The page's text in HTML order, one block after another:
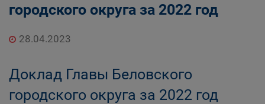
Оценка эффективности деятельности органов
округа
городского округа за 2022 год
28.04.2023
Доклад Главы Беловского
городского округа за 2022 год